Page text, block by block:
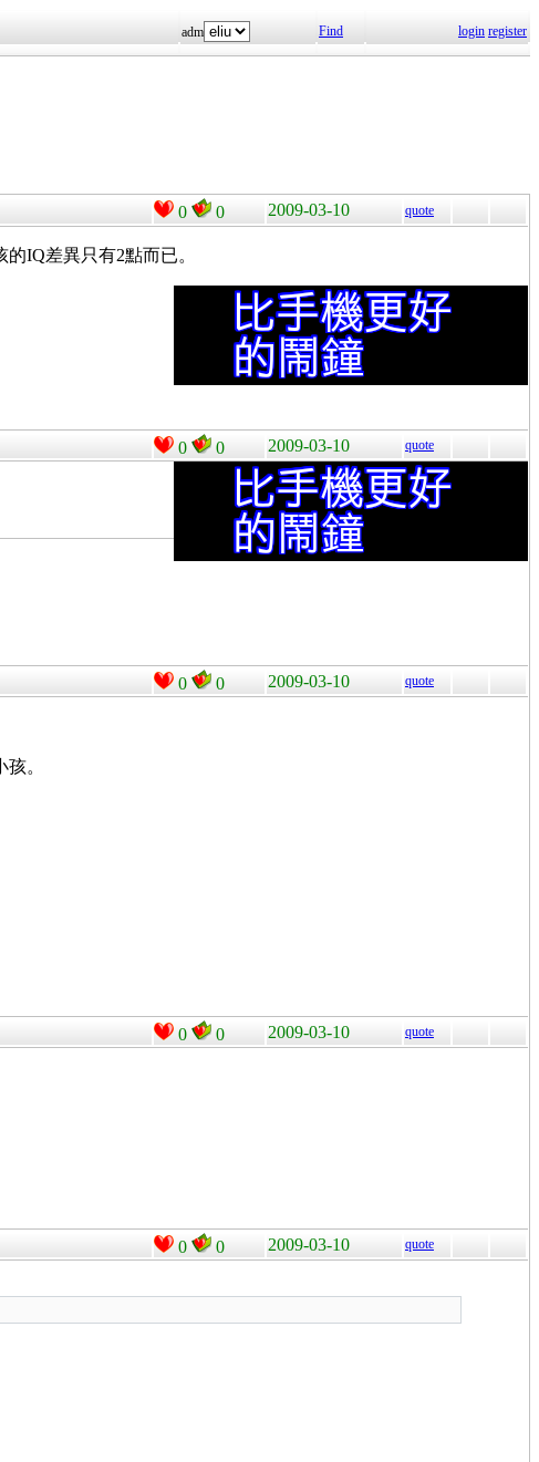
adm Find login register
0 0 2009-03-10 quote
IQ差異只有2點而已。
0 0 2009-03-10 quote
0 0 2009-03-10 quote
。
0 0 2009-03-10 quote
0 0 2009-03-10 quote